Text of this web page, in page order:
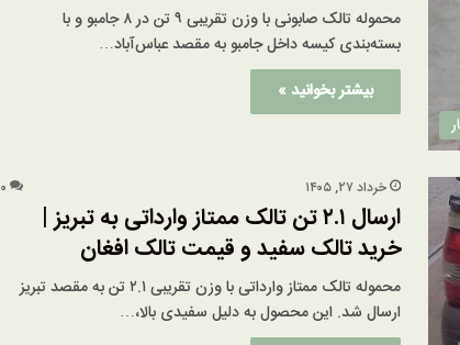
محموله تالک صابونی با وزن تقریبی ۹ تن در ۸ جامبو و با
بسته‌بندی کیسه داخل جامبو به مقصد عباس‌آباد…
بیشتر بخوانید »
خرداد ۲۷, ۱۴۰۵ ۰
ارسال ۲.۱ تن تالک ممتاز وارداتی به تبریز |
خرید تالک سفید و قیمت تالک افغان
محموله تالک ممتاز وارداتی با وزن تقریبی ۲.۱ تن به مقصد تبریز
ارسال شد. این محصول به دلیل سفیدی بالا،…